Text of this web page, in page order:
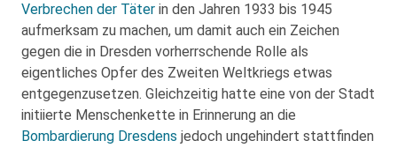
Verbrechen der Täter in den Jahren 1933 bis 1945
aufmerksam zu machen, um damit auch ein Zeichen
gegen die in Dresden vorherrschende Rolle als
eigentliches Opfer des Zweiten Weltkriegs etwas
entgegenzusetzen. Gleichzeitig hatte eine von der Stadt
initiierte Menschenkette in Erinnerung an die
Bombardierung Dresdens jedoch ungehindert stattfinden